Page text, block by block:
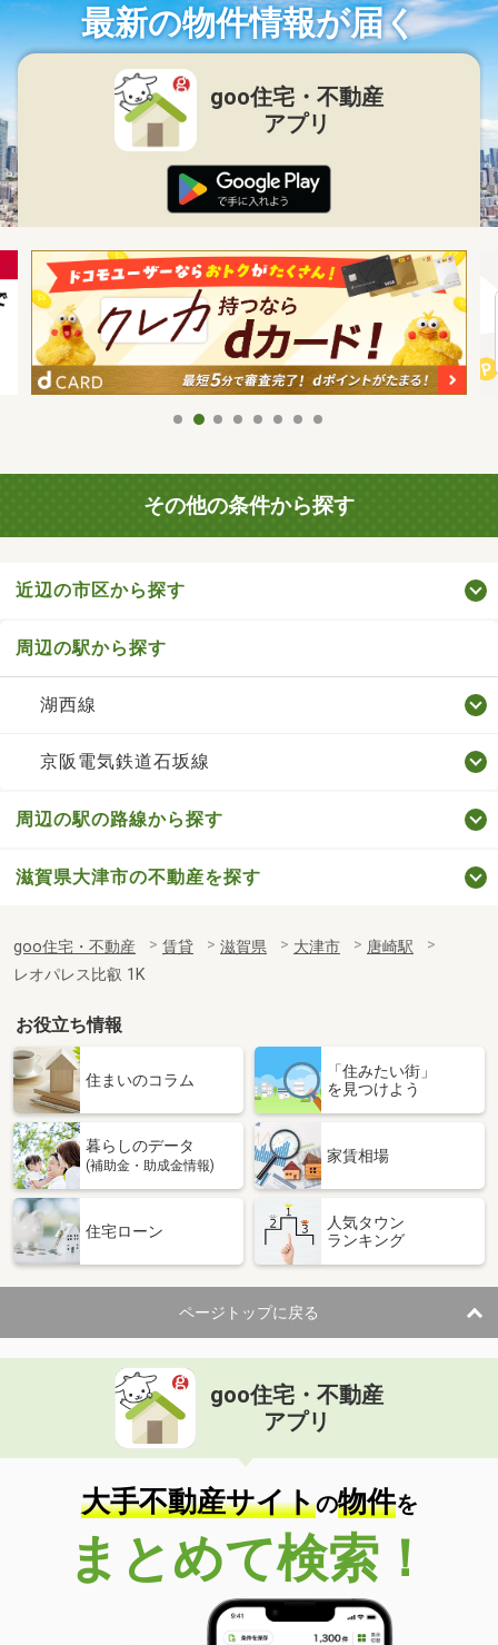
最新の物件情報が届く
goo住宅・不動産
アプリ
その他の条件から探す
近辺の市区から探す
周辺の駅から探す
湖西線
京阪電気鉄道石坂線
周辺の駅の路線から探す
滋賀県大津市の不動産を探す
goo住宅・不動産 賃貸 滋賀県 大津市
唐崎駅
レオパレス比叡 1K
お役立ち情報
住まいのコラム
「住みたい街」
を見つけよう
暮らしのデータ
(補助金・助成金情報)
家賃相場
住宅ローン
人気タウン
ランキング
ページトップに戻る
goo住宅・不動産
アプリ
大手不動産サイトの物件を
まとめて検索！